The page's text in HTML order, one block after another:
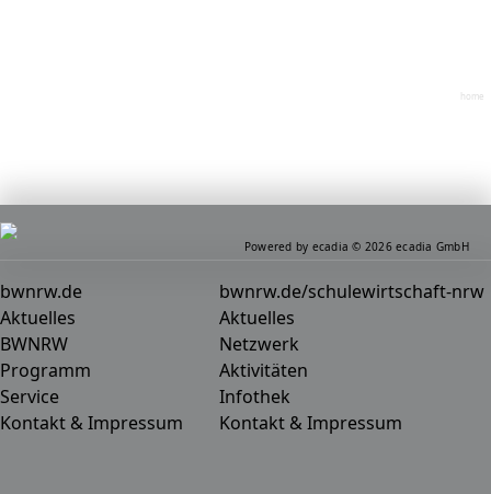
home
bwnrw.de
Aktuelles
BWNRW
Programm
Service
Kontakt & Impressum
bwnrw.de/schulewirtschaft-nrw
Aktuelles
Netzwerk
Aktivitäten
Infothek
Kontakt & Impressum
Powered by ecadia © 2026 ecadia GmbH